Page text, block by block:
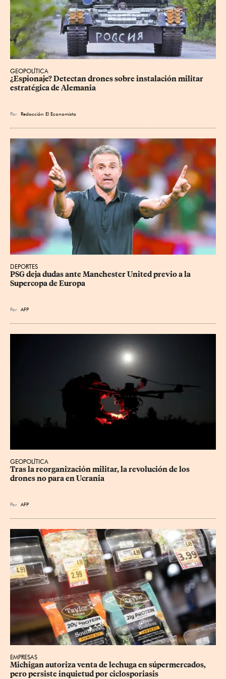
GEOPOLÍTICA
¿Espionaje? Detectan drones sobre instalación militar
estratégica de Alemania
Por Redacción El Economista
DEPORTES
PSG deja dudas ante Manchester United previo a la
Supercopa de Europa
Por AFP
GEOPOLÍTICA
Tras la reorganización militar, la revolución de los
drones no para en Ucrania
Por AFP
EMPRESAS
Michigan autoriza venta de lechuga en súpermercados,
pero persiste inquietud por ciclosporiasis